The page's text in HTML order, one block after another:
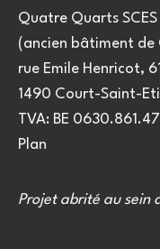
Quatre Quarts SCES
(ancien bâtiment de
rue Emile Henricot, 61
1490 Court-Saint-
TVA: BE
Plan
Projet abrité au sein